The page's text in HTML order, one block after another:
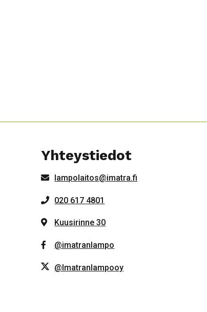
Yhteystiedot
lampolaitos@imatra.fi
020 617 4801
Kuusirinne 30
@imatranlampo
@Imatranlampooy